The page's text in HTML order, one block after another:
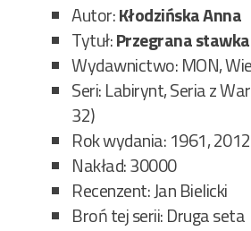
Autor:Kłodzińska Anna
Tytuł:Przegrana stawka
Wydawnictwo: MON,
Seri: Labirynt, Seria z
32)
Rok wydania: 1961, 2012
Nakład: 30000
Recenzent: Jan Bielicki
Broń tej serii: Druga seta